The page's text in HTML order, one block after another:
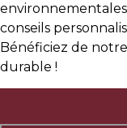
conseils
Bénéficiez de
durable !